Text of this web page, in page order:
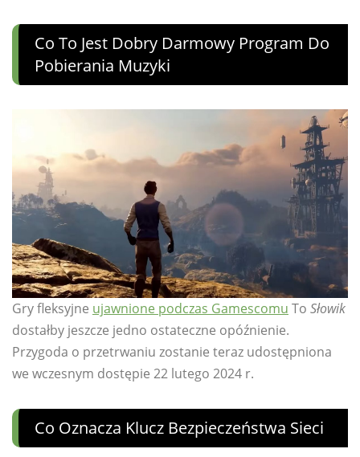
Co To Jest Dobry Darmowy Program Do
Pobierania Muzyki
Gry fleksyjne ujawnione podczas Gamescomu To Słowik
dostałby jeszcze jedno ostateczne opóźnienie.
Przygoda o przetrwaniu zostanie teraz udostępniona
we wczesnym dostępie 22 lutego 2024 r.
Co Oznacza Klucz Bezpieczeństwa Sieci